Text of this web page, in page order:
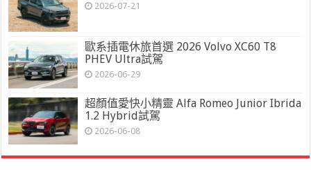
2026-07-21
歐系插電休旅首選 2026 Volvo XC60 T8
PHEV Ultra試駕
2026-06-29
超顏值愛快小精靈 Alfa Romeo Junior Ibrida
1.2 Hybrid試駕
2026-06-08